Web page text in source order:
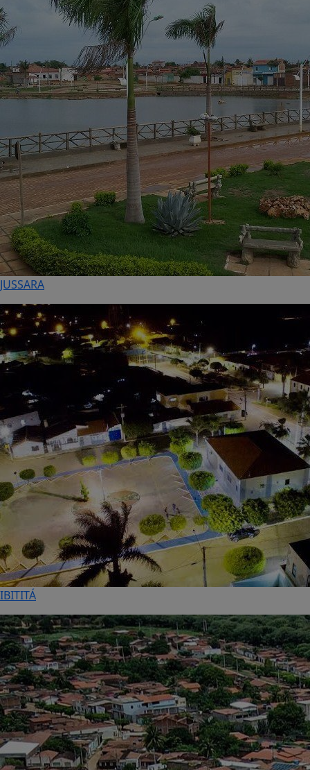
JUSSARA
IBITITÁ